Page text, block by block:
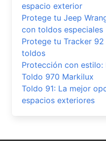
espacio exterior
Protege tu Jeep
con toldos especiales
Protege tu Tracker
toldos
Protección con
Toldo 970 Markilux
Toldo 91: La mejor
espacios exteriores